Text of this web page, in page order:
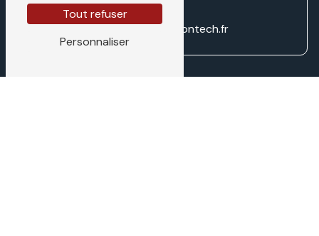
direction@traditiontech.fr
Tout refuser
Personnaliser